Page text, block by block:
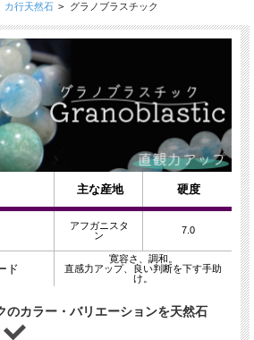
カ行天然石 > グラノブラスチック
主な産地 硬度
アフガニスタ
ン
7.0
ド
寛容さ、調和。
直感力アップ、良い判断を下す手助
け。
のカラー・バリエーションを天然石